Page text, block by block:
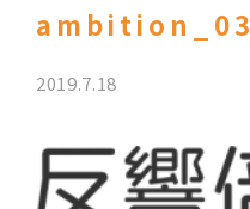
ambition_03
2019.7.18